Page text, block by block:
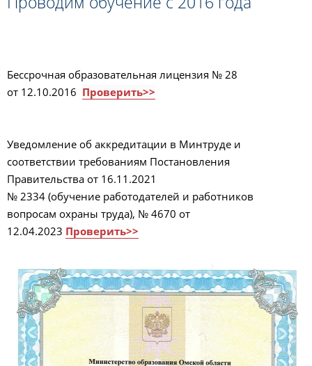
Бессрочная образовательная лицензия № 28
от 12.10.2016 Проверить>>
Уведомление об аккредитации в Минтруде и
соответствии требованиям Постановления
Правительства от 16.11.2021
№ 2334 (обучение работодателей и работников
вопросам охраны труда), № 4670 от
12.04.2023 Проверить>>